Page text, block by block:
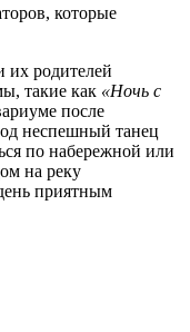
которые
их родителей
такие как «Ночь с
после
неспешный танец
по набережной или
на реку
приятным